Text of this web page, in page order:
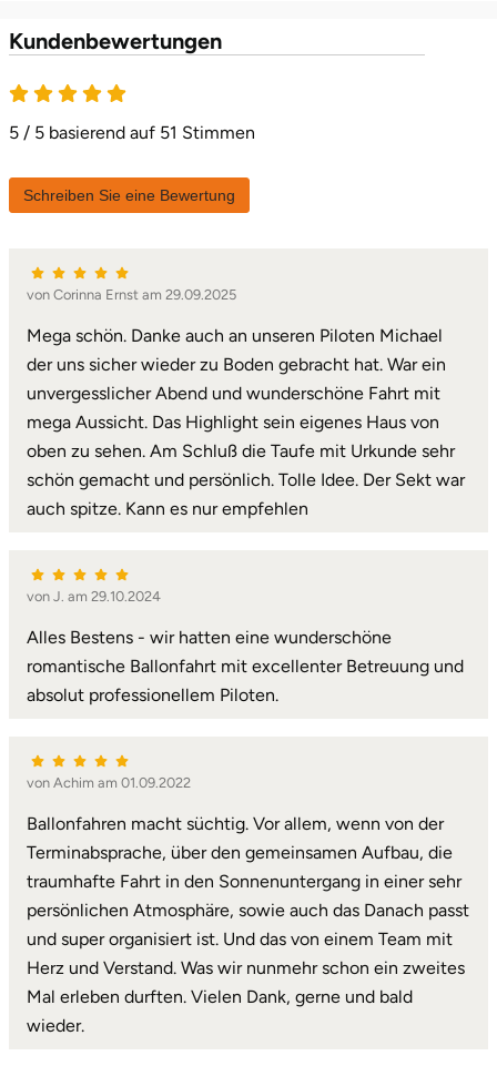
Kundenbewertungen
5 von 5
5 / 5 basierend auf 51 Stimmen
Schreiben Sie eine Bewertung
von Corinna Ernst am 29.09.2025
Mega schön. Danke auch an unseren Piloten Michael
der uns sicher wieder zu Boden gebracht hat. War ein
unvergesslicher Abend und wunderschöne Fahrt mit
mega Aussicht. Das Highlight sein eigenes Haus von
oben zu sehen. Am Schluß die Taufe mit Urkunde sehr
schön gemacht und persönlich. Tolle Idee. Der Sekt war
auch spitze. Kann es nur empfehlen
von J. am 29.10.2024
Alles Bestens - wir hatten eine wunderschöne
romantische Ballonfahrt mit excellenter Betreuung und
absolut professionellem Piloten.
von Achim am 01.09.2022
Ballonfahren macht süchtig. Vor allem, wenn von der
Terminabsprache, über den gemeinsamen Aufbau, die
traumhafte Fahrt in den Sonnenuntergang in einer sehr
persönlichen Atmosphäre, sowie auch das Danach passt
und super organisiert ist. Und das von einem Team mit
Herz und Verstand. Was wir nunmehr schon ein zweites
Mal erleben durften. Vielen Dank, gerne und bald
wieder.